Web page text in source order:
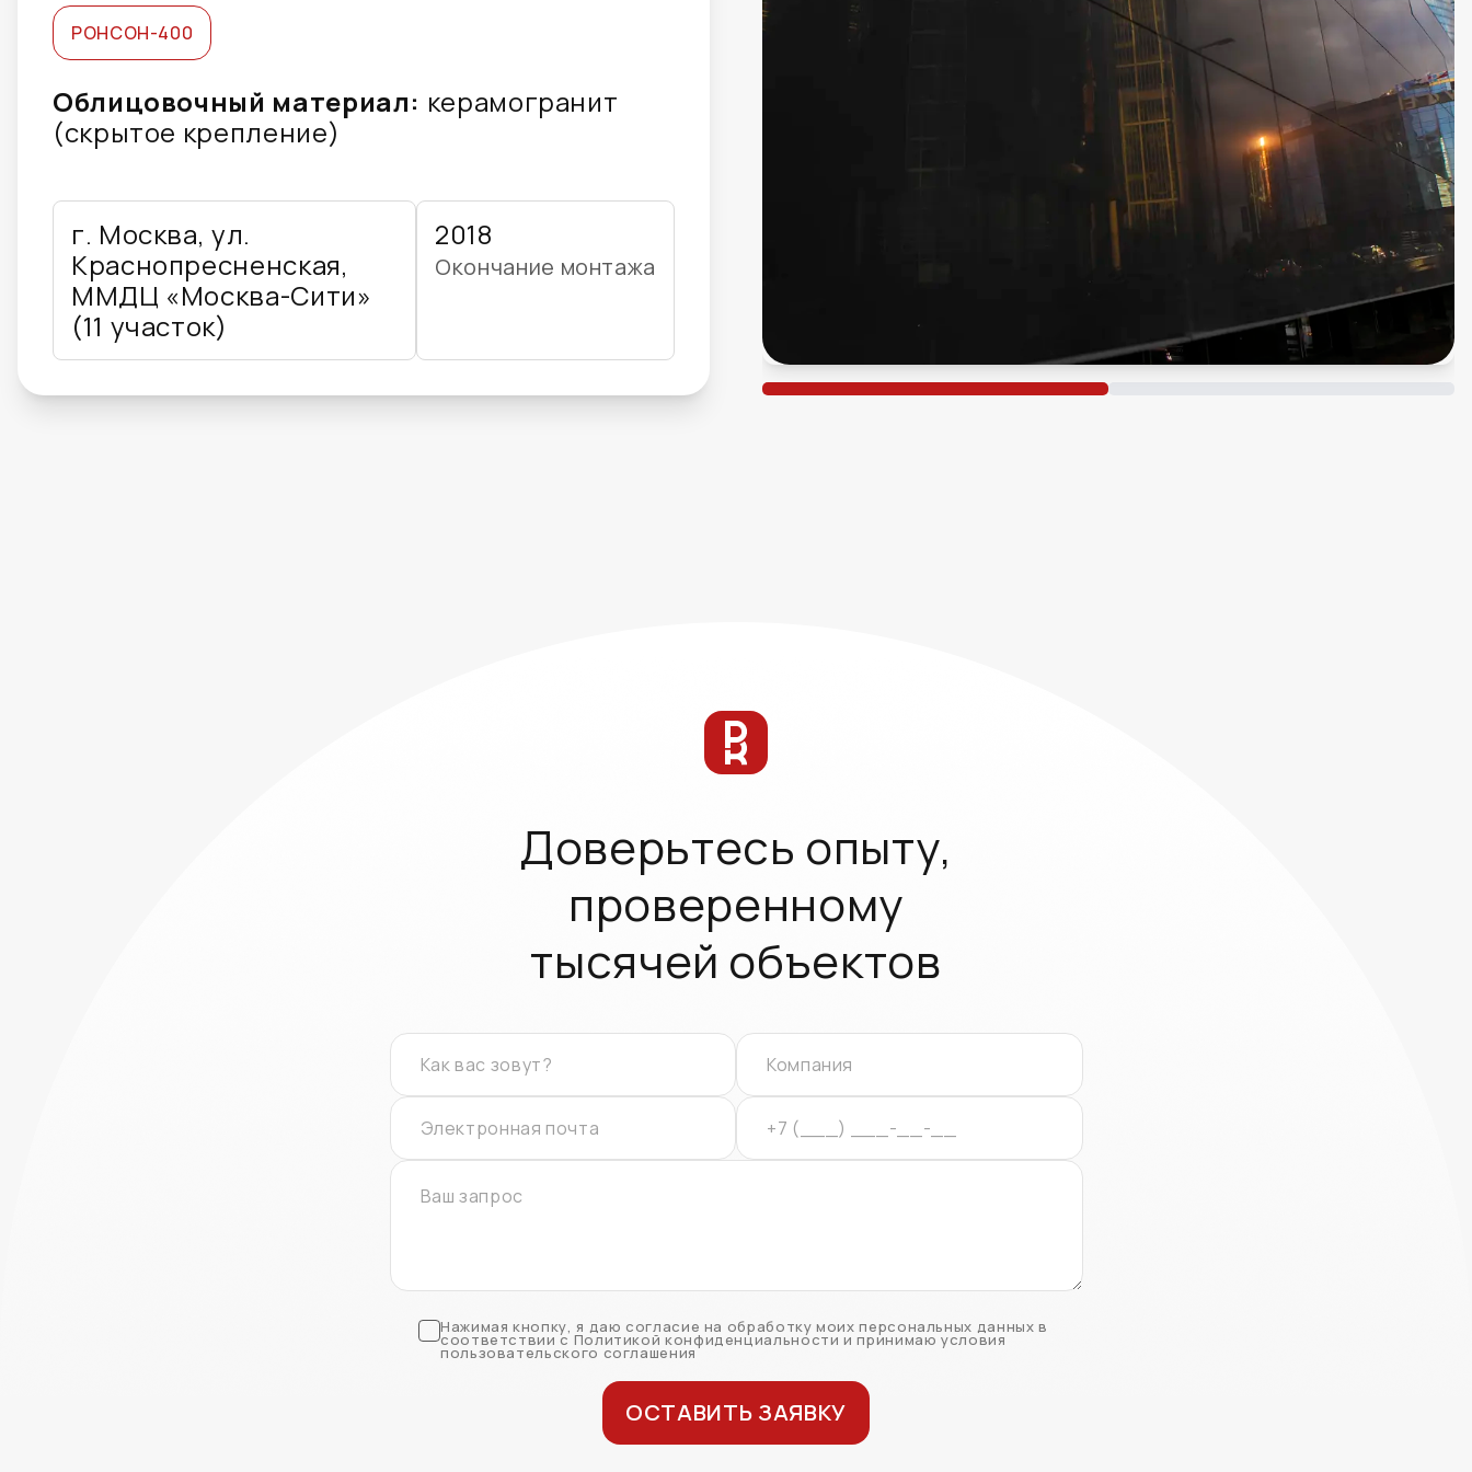
РОНСОН-400
Облицовочный материал: керамогранит
(скрытое крепление)
г. Москва, ул.
Краснопресненская,
ММДЦ «Москва-Сити»
(11 участок)
2018
Окончание монтажа
Доверьтесь опыту,
проверенному
тысячей объектов
Нажимая кнопку, я даю согласие на обработку моих персональных данных в
соответствии с Политикой конфиденциальности и принимаю условия
пользовательского соглашения
ОСТАВИТЬ ЗАЯВКУ